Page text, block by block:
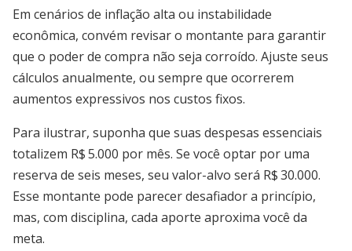
Em cenários de inflação alta ou instabilidade
econômica, convém revisar o montante para garantir
que o poder de compra não seja corroído. Ajuste seus
cálculos anualmente, ou sempre que ocorrerem
aumentos expressivos nos custos fixos.
Para ilustrar, suponha que suas despesas essenciais
totalizem R$ 5.000 por mês. Se você optar por uma
reserva de seis meses, seu valor-alvo será R$ 30.000.
Esse montante pode parecer desafiador a princípio,
mas, com disciplina, cada aporte aproxima você da
meta.